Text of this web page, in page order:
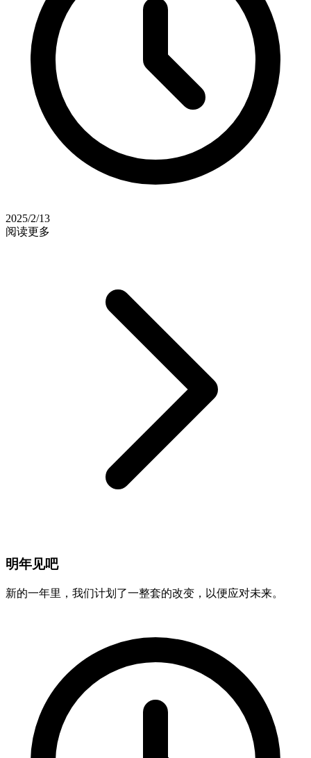
2025/2/13
阅读更多
明年见吧
新的一年里，我们计划了一整套的改变，以便应对未来。